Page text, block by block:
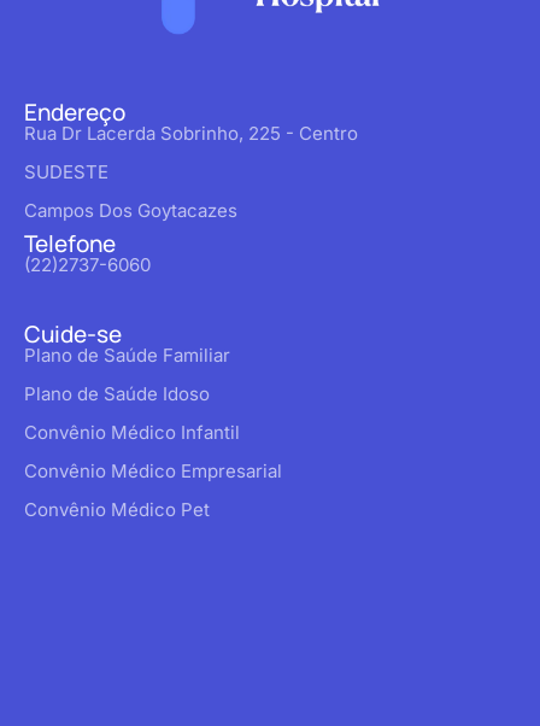
Endereço
Rua Dr Lacerda Sobrinho, 225 - Centro
SUDESTE
Campos Dos Goytacazes
Telefone
(22)2737-6060
Cuide-se
Plano de Saúde Familiar
Plano de Saúde Idoso
Convênio Médico Infantil
Convênio Médico Empresarial
Convênio Médico Pet